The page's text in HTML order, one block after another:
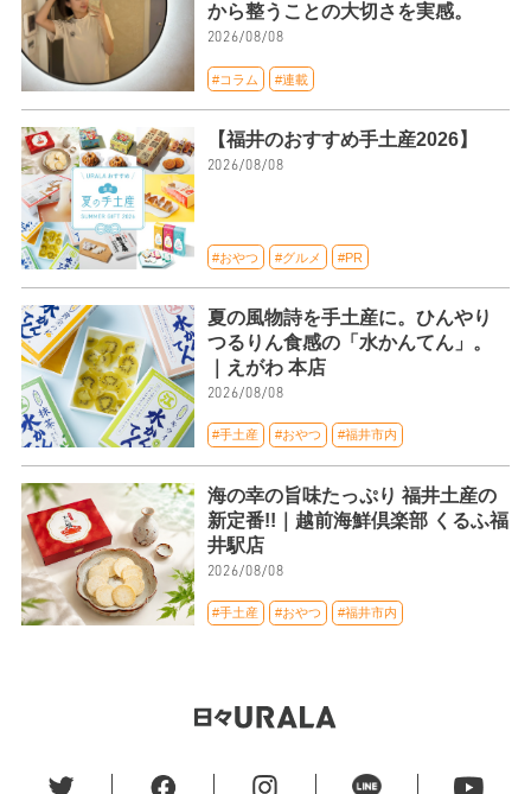
から整うことの大切さを実感。
2026/08/08
#コラム #連載
【福井のおすすめ手土産2026】
2026/08/08
#おやつ #グルメ #PR
夏の風物詩を手土産に。ひんやり
つるりん食感の「水かんてん」。
｜えがわ 本店
2026/08/08
#手土産 #おやつ #福井市内
海の幸の旨味たっぷり 福井土産の
新定番!!｜越前海鮮倶楽部 くるふ福
井駅店
2026/08/08
#手土産 #おやつ #福井市内